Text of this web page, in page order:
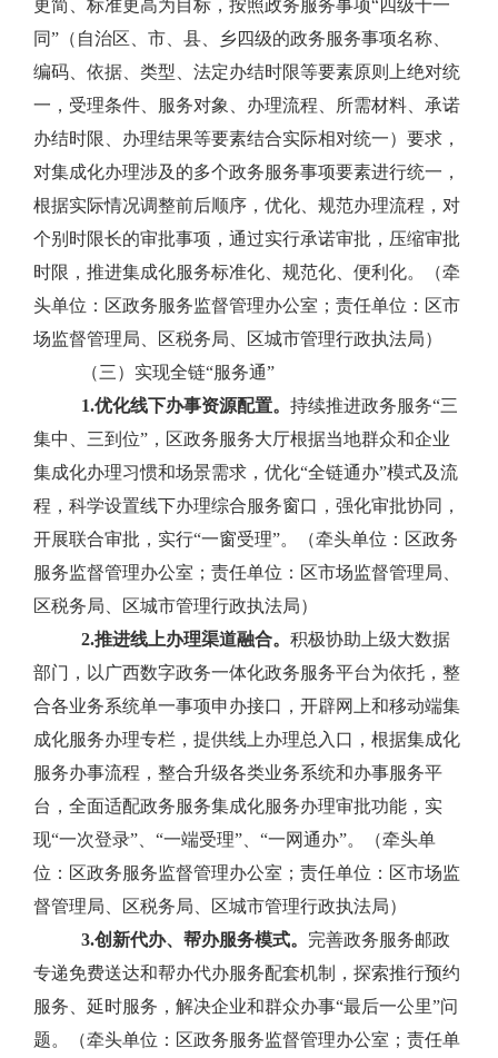
更简、标准更高为目标， 按照政务服务事项“ 四级十一
同” （自治区、市、县、乡四级的政务服务事项名称、
编码、依据、类型、法定办结时限等要素原则上绝对统
一，受理条件、服务对象、办理流程、所需材料、承诺
办结时限、办理结果等要素结合实际相对统一）要求，
对集成化办理涉及的多个政务服务事项要素进行统一 ，
根据实际情况调整前后顺序，优化 、规范办理流程，对
个别时限长的审批事项，通过实行承诺审批，压缩审批
时限 ， 推进集成化服务标准化 、规范化、便利化。
（牵
头单位：区政务服务监督管理办公室；责任单位：区市
场监督管理局、区税务局、区城市管理行政执法局）
（三）实现全链“服务通”
1.优化线下办事资源配置。 持续推进政务服务“三
集中、三到位” ，区政务服务大厅根据当地群众和企业
集成化办理习惯和场景需求，优化“全链通办”模式及流
程，科学设置线下办理综合服务窗口，强化审批协同，
开展联合审批，实行“一窗受理”。
（牵头单位：区政务
服务监督管理办公室；责任单位：区市场监督管理局、
区税务局、区城市管理行政执法局）
2.推进线上办理渠道融合。 积极协助上级大数据
部门， 以 广西数字政务一体化政务服务平台为依托，整
合各业务系统单一事项申办接口，开辟网上和移动端集
成化服务办理专栏，提供线上办理总入口 ，根据集成化
服务办事流程，整合升级各类业务系统和办事服务平
台，全面适配政务服务集成化服务办理审批功能， 实
现“一次登录” “一端受理” “一网通办”。
（牵头单
位：区政务服务监督管理办公室；责任单位：区市场监
督管理局、区税务局、区城市管理行政执法局）
3.创新代办、帮办服务模式。 完善政务服务邮政
专递免费送达和帮办代办服务配套机制，探索推行预约
服务、延时服务，解决企业和群众办事“最后一公里”问
题。
（牵头单位：区政务服务监督管理办公室；责任单